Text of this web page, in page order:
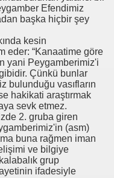
Efendimiz
başka hiçbir şey
kesin
eder: “Kanaatime göre
yani Peygamberimiz'i
Çünkü bunlar
bulunduğu vasıfların
hakikati araştırmak
sevk etmez.
2. gruba giren
(asm)
buna rağmen iman
ve bilgiye
grup
ifadesiyle